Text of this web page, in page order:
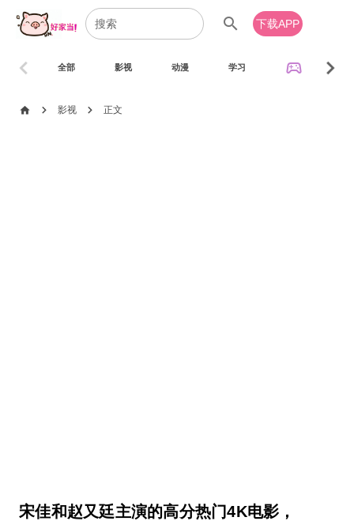
search 下载APP
全部 影视 动漫 学习 sports_esports
chevron_left chevron_right
home chevron_right 影视 chevron_right 正文
宋佳和赵又廷主演的高分热门4K电影，